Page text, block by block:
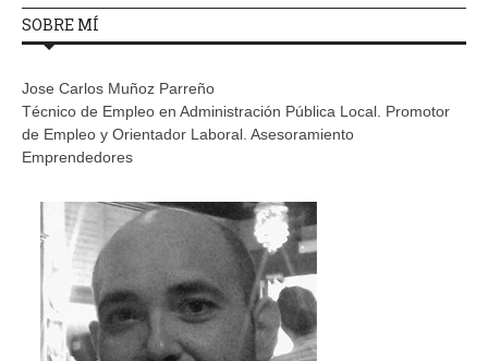
SOBRE MÍ
Jose Carlos Muñoz Parreño
Técnico de Empleo en Administración Pública Local. Promotor
de Empleo y Orientador Laboral. Asesoramiento
Emprendedores